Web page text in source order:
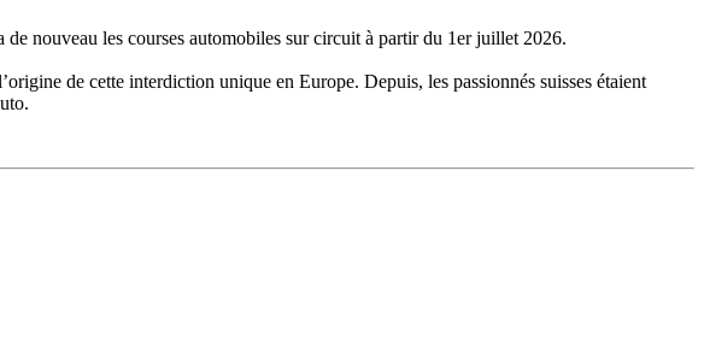
nouveau les courses automobiles sur circuit à partir du 1er juillet 2026.
de cette interdiction unique en Europe. Depuis, les passionnés suisses étaient